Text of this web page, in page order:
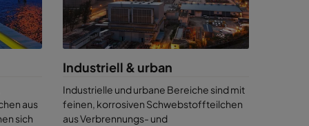
unsere
testen
realen
der
bei der
die
aus
sich
Industriell & urban
Industrielle und urbane Bereiche sind mit
feinen, korrosiven Schwebstoffteilchen
aus Verbrennungs- und